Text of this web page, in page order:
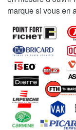
marque si vous en